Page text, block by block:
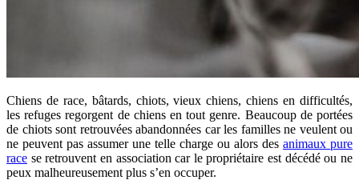
Chiens de race, bâtards, chiots, vieux chiens, chiens en difficultés,
les refuges regorgent de chiens en tout genre. Beaucoup de portées
de chiots sont retrouvées abandonnées car les familles ne veulent ou
ne peuvent pas assumer une telle charge ou alors des animaux pure
race se retrouvent en association car le propriétaire est décédé ou ne
peux malheureusement plus s’en occuper.